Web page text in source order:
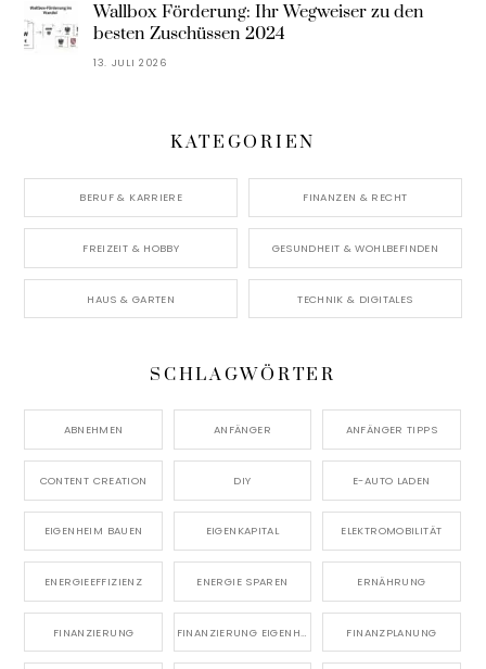
Wallbox Förderung: Ihr Wegweiser zu den
besten Zuschüssen 2024
13. JULI 2026
KATEGORIEN
BERUF & KARRIERE FINANZEN & RECHT
FREIZEIT & HOBBY GESUNDHEIT & WOHLBEFINDEN
HAUS & GARTEN TECHNIK & DIGITALES
SCHLAGWÖRTER
ABNEHMEN ANFÄNGER ANFÄNGER TIPPS
CONTENT CREATION DIY E-AUTO LADEN
EIGENHEIM BAUEN EIGENKAPITAL ELEKTROMOBILITÄT
ENERGIEEFFIZIENZ ENERGIE SPAREN ERNÄHRUNG
FINANZIERUNG FINANZIERUNG EIGENHEIM FINANZPLANUNG